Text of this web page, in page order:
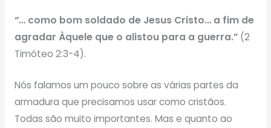
“… como bom soldado de Jesus Cristo… a fim de
agradar Àquele que o alistou para a guerra.”(2
Timóteo 2:3-4).
Nós falamos um pouco sobre as várias partes da
armadura que precisamos usar como cristãos.
Todas são muito importantes. Mas e quanto ao